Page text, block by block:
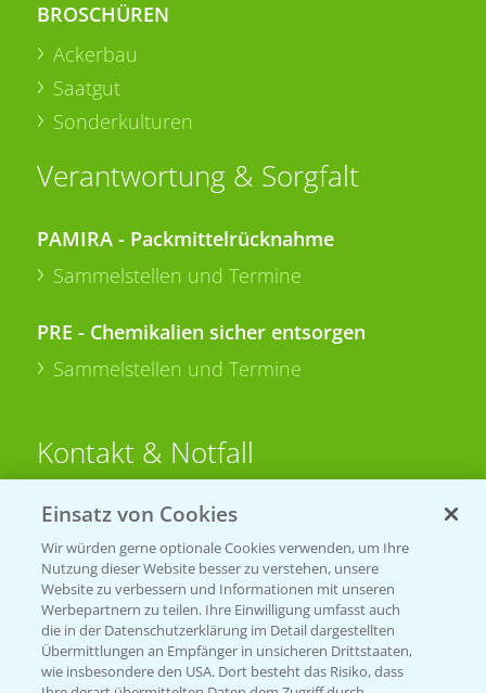
BROSCHÜREN
Ackerbau
Saatgut
Sonderkulturen
Verantwortung & Sorgfalt
PAMIRA - Packmittelrücknahme
Sammelstellen und Termine
PRE - Chemikalien sicher entsorgen
Sammelstellen und Termine
Kontakt & Notfall
Beratung auf WhatsApp
T.+49 (0)174 346 564 1
KONTAKT
Hilfe in Notfällen
Einsatz von Cookies
Wir würden gerne optionale Cookies verwenden, um Ihre
Nutzung dieser Website besser zu verstehen, unsere
Website zu verbessern und Informationen mit unseren
Werbepartnern zu teilen. Ihre Einwilligung umfasst auch
die in der Datenschutzerklärung im Detail dargestellten
Übermittlungen an Empfänger in unsicheren Drittstaaten,
wie insbesondere den USA. Dort besteht das Risiko, dass